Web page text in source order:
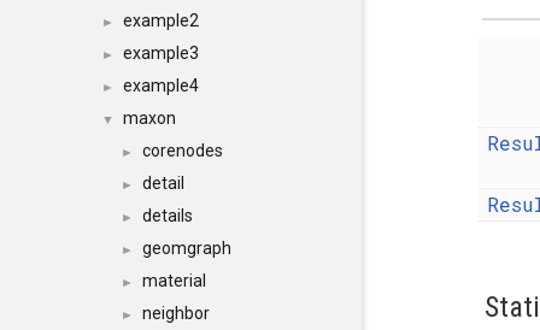
► example2
► example3
► example4
▼ maxon
► corenodes
► detail
► details
► geomgraph
► material
► neighbor